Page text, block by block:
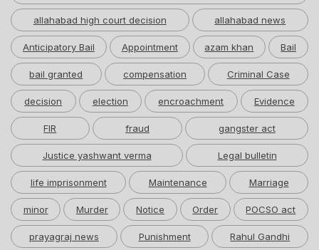
allahabad high court decision allahabad news
Anticipatory Bail Appointment azam khan Bail
bail granted compensation Criminal Case
decision election encroachment Evidence
FIR fraud gangster act
Justice yashwant verma Legal bulletin
life imprisonment Maintenance Marriage
minor Murder Notice Order POCSO act
prayagraj news Punishment Rahul Gandhi